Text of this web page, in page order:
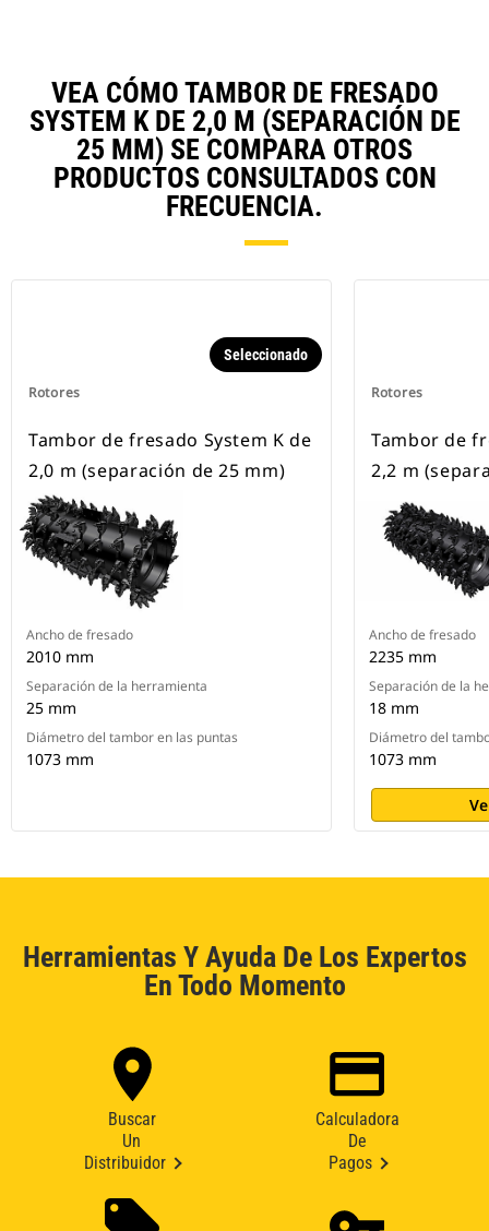
VEA CÓMO TAMBOR DE FRESADO
SYSTEM K DE 2,0 M (SEPARACIÓN DE
25 MM) SE COMPARA OTROS
PRODUCTOS CONSULTADOS CON
FRECUENCIA.
Rotores
Seleccionado
Tambor de fresado System K de
2,0 m (separación de 25 mm)
Ancho de fresado
2010 mm
Separación de la herramienta
25 mm
Diámetro del tambor en las puntas
1073 mm
Rotores
Tambor de
2,2 m
Ancho de fresado
2235 mm
Separación de la
18 mm
Diámetro del
1073 mm
Herramientas Y Ayuda De Los Expertos
En Todo Momento
Buscar
Un
Distribuidor
Calculadora
De
Pagos